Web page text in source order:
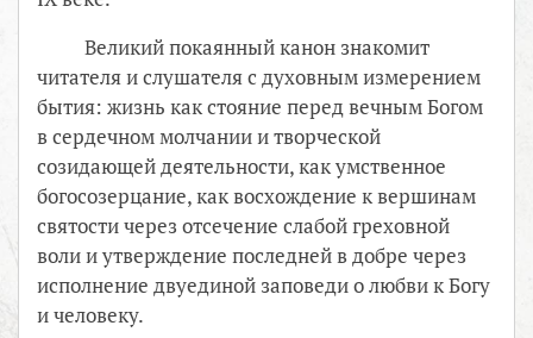
Великий покаянный канон знакомит
читателя и слушателя с духовным измерением
бытия: жизнь как стояние перед вечным Богом
в сердечном молчании и творческой
созидающей деятельности, как умственное
богосозерцание, как восхождение к вершинам
святости через отсечение слабой греховной
воли и утверждение последней в добре через
исполнение двуединой заповеди о любви к Богу
и человеку.